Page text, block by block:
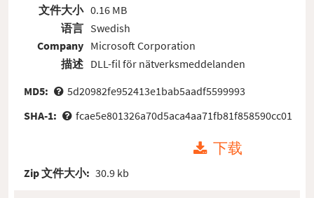
文件大小
语言
Company
描述
0.16 MB
Swedish
Microsoft Corporation
DLL-fil för nätverksmeddelanden
MD5:
5d20982fe952413e1bab5aadf5599993
SHA-1:
fcae5e801326a70d5aca4aa71fb81f858590cc01
下载
Zip 文件大小: 30.9 kb